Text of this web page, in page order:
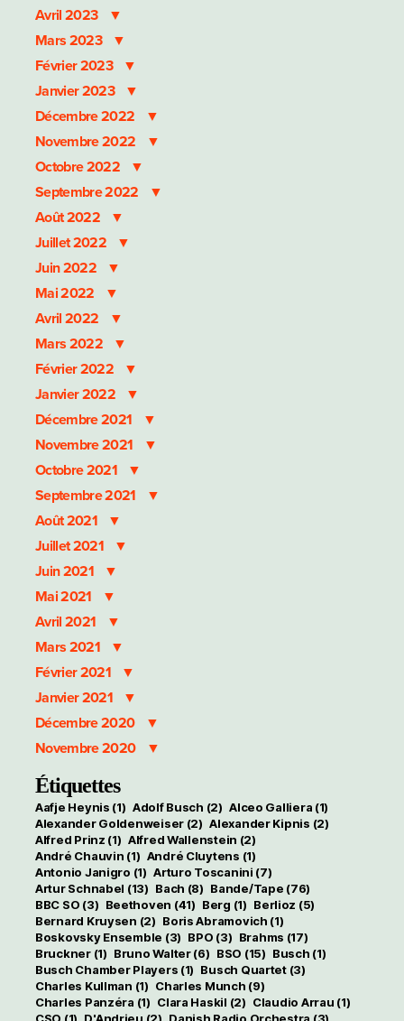
Avril 2023
Mars 2023
Février 2023
Janvier 2023
Décembre 2022
Novembre 2022
Octobre 2022
Septembre 2022
Août 2022
Juillet 2022
Juin 2022
Mai 2022
Avril 2022
Mars 2022
Février 2022
Janvier 2022
Décembre 2021
Novembre 2021
Octobre 2021
Septembre 2021
Août 2021
Juillet 2021
Juin 2021
Mai 2021
Avril 2021
Mars 2021
Février 2021
Janvier 2021
Décembre 2020
Novembre 2020
Étiquettes
Aafje Heynis (1) Adolf Busch (2) Alceo Galliera (1)
Alexander Goldenweiser (2) Alexander Kipnis (2)
Alfred Prinz (1) Alfred Wallenstein (2)
André Chauvin (1) André Cluytens (1)
Antonio Janigro (1) Arturo Toscanini (7)
Artur Schnabel (13) Bach (8) Bande/Tape (76)
BBC SO (3) Beethoven (41) Berg (1) Berlioz (5)
Bernard Kruysen (2) Boris Abramovich (1)
Boskovsky Ensemble (3) BPO (3) Brahms (17)
Bruckner(1) Bruno Walter(6) BSO (15) Busch (1)
Busch Chamber Players (1) Busch Quartet(3)
Charles Kullman (1) Charles Munch (9)
Charles Panzéra (1) Clara Haskil (2) Claudio Arrau (1)